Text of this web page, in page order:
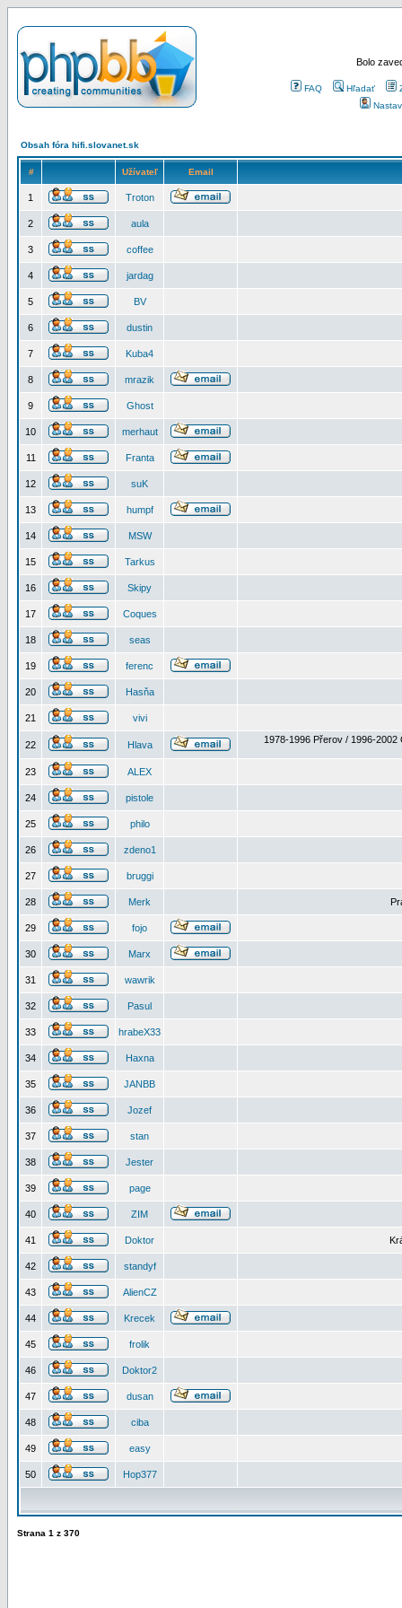
Bolo
FAQ Hľadať
Obsah fóra hifi.slovanet.sk
# Užívateľ Email
1 Troton
2 aula
3 coffee
4 jardag
5 BV
6 dustin
7 Kuba4
8 mrazik
9 Ghost
10 merhaut
11 Franta
12 suK
13 humpf
14 MSW
15 Tarkus
16 Skipy
17 Coques
18 seas
19 ferenc
20 Hasňa
21 vivi
22 Hlava 1978-1996 Přerov / 1996-2002
23 ALEX
24 pistole
25 philo
26 zdeno1
27 bruggi
28 Merk
29 fojo
30 Marx
31 wawrik
32 Pasul
33 hrabeX33
34 Haxna
35 JANBB
36 Jozef
37 stan
38 Jester
39 page
40 ZIM
41 Doktor
42 standyf
43 AlienCZ
44 Krecek
45 frolik
46 Doktor2
47 dusan
48 ciba
49 easy
50 Hop377
Strana 1 z 370